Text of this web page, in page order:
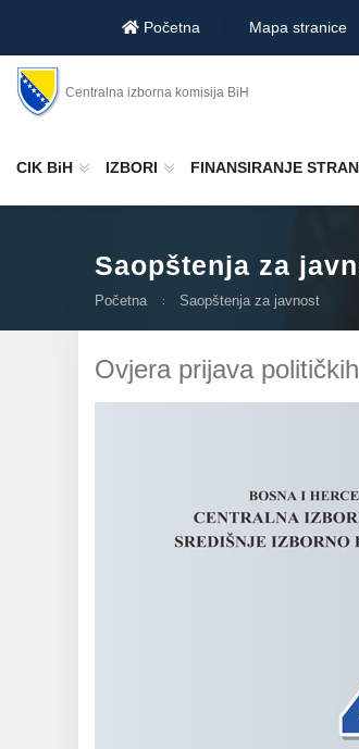
Početna Mapa stranice
Centralna izborna komisija BiH
CIK BiH IZBORI FINANSIRANJE
Saopštenja za
Početna Saopštenja za javnost
Ovjera prijava